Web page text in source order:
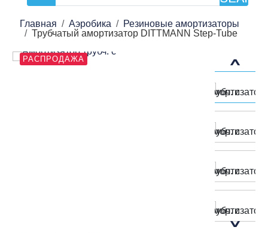
Главная Аэробика
Резиновые амортизаторы
Трубчатый амортизатор DITTMANN Step-Tube
РАСПРОДАЖА